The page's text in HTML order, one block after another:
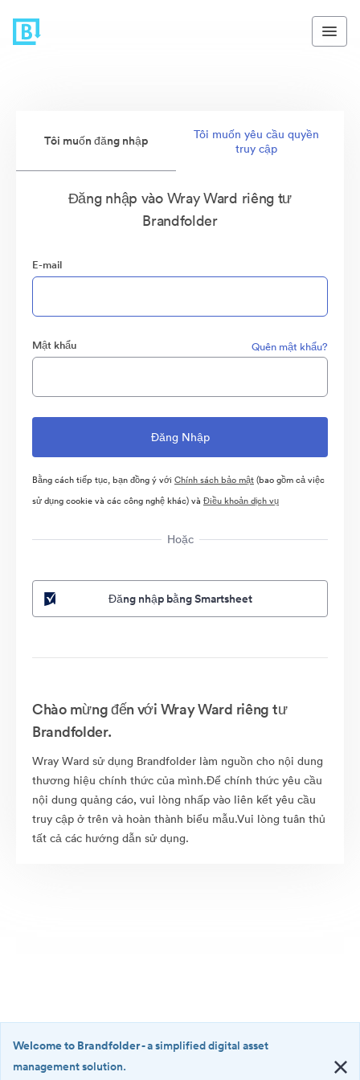
Tôi muốn đăng nhập
Tôi muốn yêu cầu quyền
truy cập
Đăng nhập vào Wray Ward riêng tư
Brandfolder
E-mail
Mật khẩu Quên mật khẩu?
Bằng cách tiếp tục, bạn đồng ý với Chính sách bảo mật(bao gồm cả việc
sử dụng cookie và các công nghệ khác) và Điều khoản dịch vụ
Hoặc
Đăng nhập bằng Smartsheet
Chào mừng đến với Wray Ward riêng tư
Brandfolder.
Wray Ward sử dụng Brandfolder làm nguồn cho nội dung
thương hiệu chính thức của mình.Để chính thức yêu cầu
nội dung quảng cáo, vui lòng nhấp vào liên kết yêu cầu
truy cập ở trên và hoàn thành biểu mẫu.Vui lòng tuân thủ
tất cả các hướng dẫn sử dụng.
Welcome to Brandfolder- a simplified digital asset
management solution.